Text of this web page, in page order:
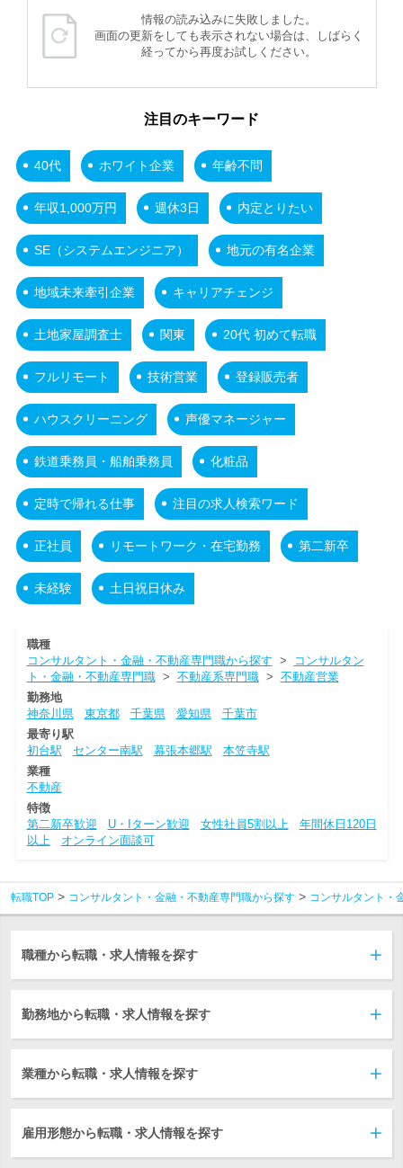
情報の読み込みに失敗しました。
画面の更新をしても表示されない場合は、しばらく
経ってから再度お試しください。
注目のキーワード
40代 ホワイト企業 年齢不問
年収1,000万円 週休3日 内定とりたい
SE（システムエンジニア） 地元の有名企業
地域未来牽引企業 キャリアチェンジ
土地家屋調査士 関東 20代 初めて転職
フルリモート 技術営業 登録販売者
ハウスクリーニング 声優マネージャー
鉄道乗務員・船舶乗務員 化粧品
定時で帰れる仕事 注目の求人検索ワード
正社員 リモートワーク・在宅勤務 第二新卒
未経験 土日祝日休み
職種
コンサルタント・金融・不動産専門職から探す >
コンサルタン
ト・金融・不動産専門職> 不動産系専門職> 不動産営業
勤務地
神奈川県
東京都 千葉県 愛知県
千葉市
最寄り駅
初台駅
センター南駅 幕張本郷駅
本笠寺駅
業種
不動産
特徴
第二新卒歓迎
U・Iターン歓迎 女性社員5割以上
年間休日120日
以上
オンライン面談可
転職TOP コンサルタント・金融・不動産専門職から探す コンサルタント・
職種から転職・求人情報を探す
勤務地から転職・求人情報を探す
業種から転職・求人情報を探す
雇用形態から転職・求人情報を探す